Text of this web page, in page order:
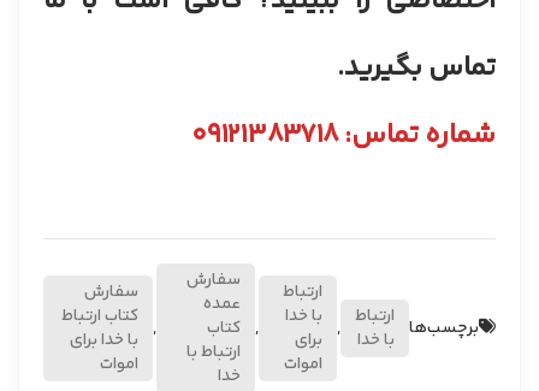
تماس بگیرید.
شماره تماس: ۰۹۱۲۱۳۸۳۷۱۸
برچسب‌ها ارتباط
با خدا
,
ارتباط
با خدا
برای
اموات
,
سفارش
عمده
کتاب
ارتباط با
خدا
,
سفارش
کتاب ارتباط
با خدا برای
اموات